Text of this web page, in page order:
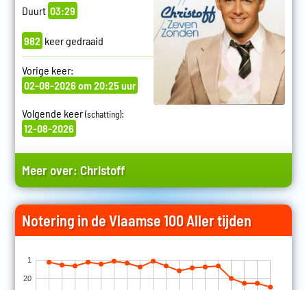
Duurt 03:29
982 keer gedraaid
Vorige keer:
02-08-2026 om 20:25 uur
Volgende keer(schatting):
12-08-2026
Meer over: Christoff
Notering in de Vlaamse 100 Aller tijden
1
20